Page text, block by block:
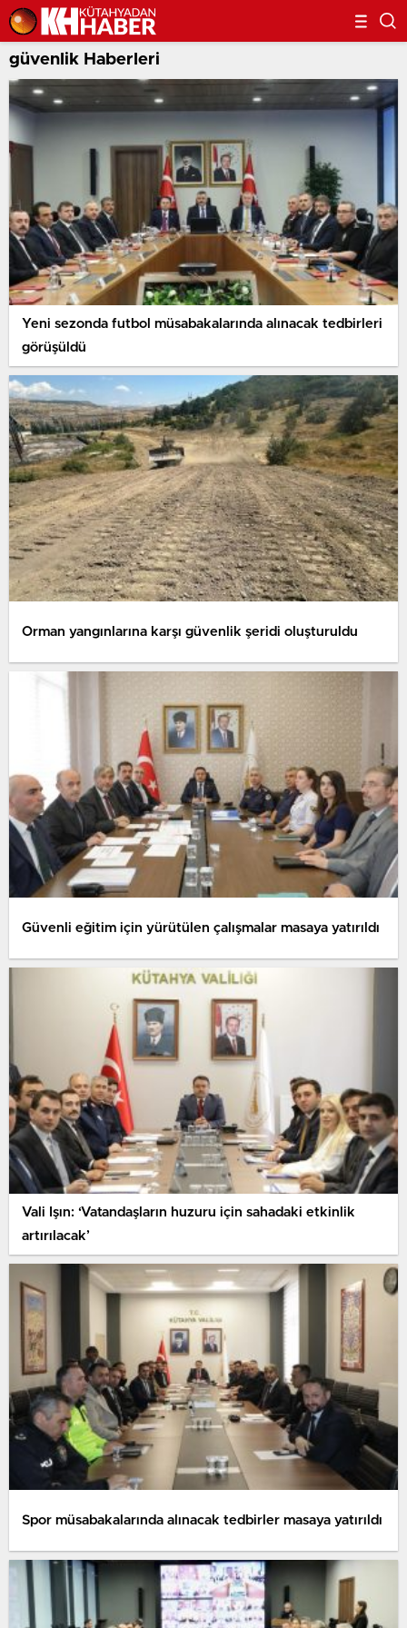
güvenlik Haberleri
Yeni sezonda futbol müsabakalarında alınacak tedbirleri
görüşüldü
Orman yangınlarına karşı güvenlik şeridi oluşturuldu
Güvenli eğitim için yürütülen çalışmalar masaya yatırıldı
Vali Işın: ‘Vatandaşların huzuru için sahadaki etkinlik
artırılacak’
Spor müsabakalarında alınacak tedbirler masaya yatırıldı